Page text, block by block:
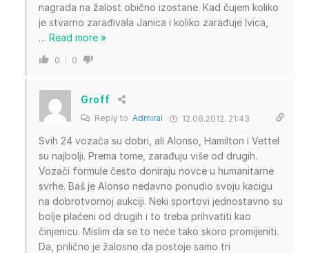
nagrada na žalost obično izostane. Kad čujem koliko
je stvarno zarađivala Janica i koliko zarađuje Ivica,
… Read more »
0 0
Groff
Reply to Admiral 12.06.2012. 21:43
Svih 24 vozača su dobri, ali Alonso, Hamilton i Vettel
su najbolji. Prema tome, zarađuju više od drugih.
Vozači formule često doniraju novce u humanitarne
svrhe. Baš je Alonso nedavno ponudio svoju kacigu
na dobrotvornoj aukciji. Neki sportovi jednostavno su
bolje plaćeni od drugih i to treba prihvatiti kao
činjenicu. Mislim da se to neće tako skoro promijeniti.
Da, prilično je žalosno da postoje samo tri